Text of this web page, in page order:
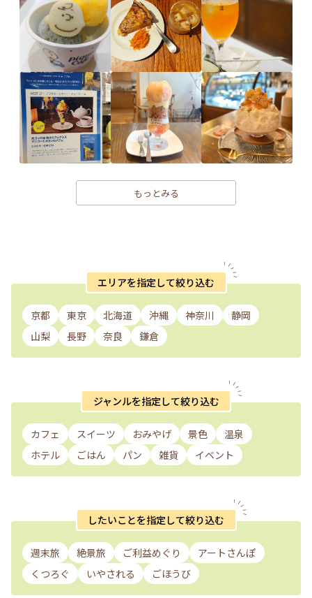
もっとみる
エリアを指定して絞り込む
京都 東京 北海道 沖縄 神奈川
静岡
山梨
長野 奈良 鎌倉
ジャンルを指定して絞り込む
カフェ スイーツ おみやげ 景色
温泉
ホテル
ごはん パン 雑貨 イベント
したいことを指定して絞り込む
週末旅 絶景旅 ご利益めぐり
アートさんぽ
くつろぐ
いやされる ごほうび